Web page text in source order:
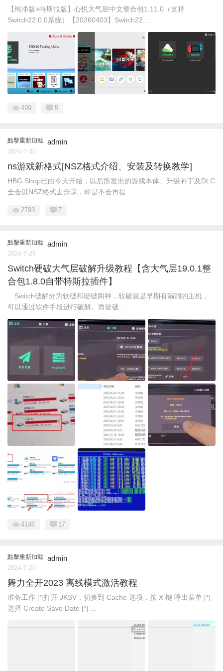
【纯净版+特斯拉版】心悦大气层中文整合包1.11.0（支持
Switch22.0.0系统）【20260403】Switch22. ...
499 5
點擊重新加載 admin
2024-7-30
ns游戏新格式[NSZ格式介绍、安装及转换教学]
HBG Shop已由今天开始，以后所发出的游戏本体、升级补丁及DLC
全会以NSZ格式去分享，即是不会再提 ...
2793 7
點擊重新加載 admin
2024-7-29
Switch硬破大气层破解升级教程【含大气层19.0.1整
合包1.8.0自带特斯拉插件】
Switch破解分为软破和硬破两种，软破就是早期有漏洞的主机，
可以通过软件手段进行破解。而硬破 ...
4146 17
點擊重新加載 admin
2024-7-20
舞力全开2023 离线模式激活教程
准备工作 [*]打开 JKSV，切换到 Cache 选项，按 X 键 呼出菜单 [*]
选择 Create Save Date [*] ...